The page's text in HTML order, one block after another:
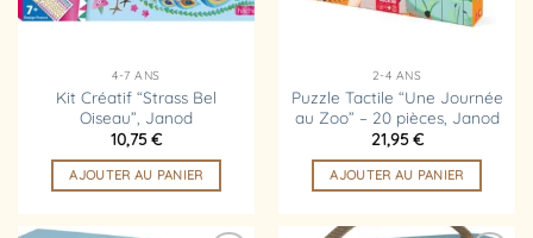
4-7 ANS
Kit Créatif “Strass Bel
Oiseau”, Janod
10,75€
AJOUTER AU PANIER
2-4 ANS
Puzzle Tactile “Une Journée
au Zoo” – 20 pièces, Janod
21,95€
AJOUTER AU PANIER